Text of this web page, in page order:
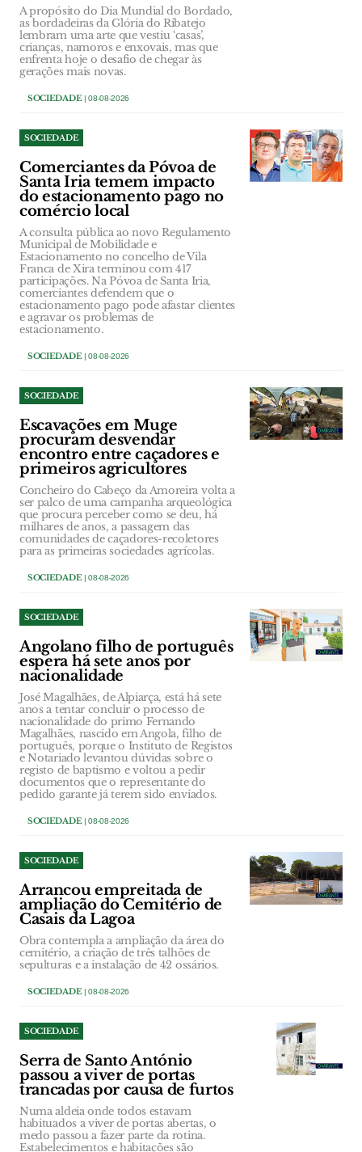
A propósito do Dia Mundial do Bordado,
as bordadeiras da Glória do Ribatejo
lembram uma arte que vestiu ‘casas’,
crianças, namoros e enxovais, mas que
enfrenta hoje o desafio de chegar às
gerações mais novas.
SOCIEDADE| 08-08-2026
SOCIEDADE
Comerciantes da Póvoa de
Santa Iria temem impacto
do estacionamento pago no
comércio local
A consulta pública ao novo Regulamento
Municipal de Mobilidade e
Estacionamento no concelho de Vila
Franca de Xira terminou com 417
participações. Na Póvoa de Santa Iria,
comerciantes defendem que o
estacionamento pago pode afastar clientes
e agravar os problemas de
estacionamento.
SOCIEDADE| 08-08-2026
SOCIEDADE
Escavações em Muge
procuram desvendar
encontro entre caçadores e
primeiros agricultores
Concheiro do Cabeço da Amoreira volta a
ser palco de uma campanha arqueológica
que procura perceber como se deu, há
milhares de anos, a passagem das
comunidades de caçadores-recoletores
para as primeiras sociedades agrícolas.
SOCIEDADE| 08-08-2026
SOCIEDADE
Angolano filho de português
espera há sete anos por
nacionalidade
José Magalhães, de Alpiarça, está há sete
anos a tentar concluir o processo de
nacionalidade do primo Fernando
Magalhães, nascido em Angola, filho de
português, porque o Instituto de Registos
e Notariado levantou dúvidas sobre o
registo de baptismo e voltou a pedir
documentos que o representante do
pedido garante já terem sido enviados.
SOCIEDADE| 08-08-2026
SOCIEDADE
Arrancou empreitada de
ampliação do Cemitério de
Casais da Lagoa
Obra contempla a ampliação da área do
cemitério, a criação de três talhões de
sepulturas e a instalação de 42 ossários.
SOCIEDADE| 08-08-2026
SOCIEDADE
Serra de Santo António
passou a viver de portas
trancadas por causa de furtos
Numa aldeia onde todos estavam
habituados a viver de portas abertas, o
medo passou a fazer parte da rotina.
Estabelecimentos e habitações são